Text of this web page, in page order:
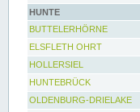
HUNTE
BUTTELERHÖRNE
ELSFLETH OHRT
HOLLERSIEL
HUNTEBRÜCK
OLDENBURG-DRIELAKE